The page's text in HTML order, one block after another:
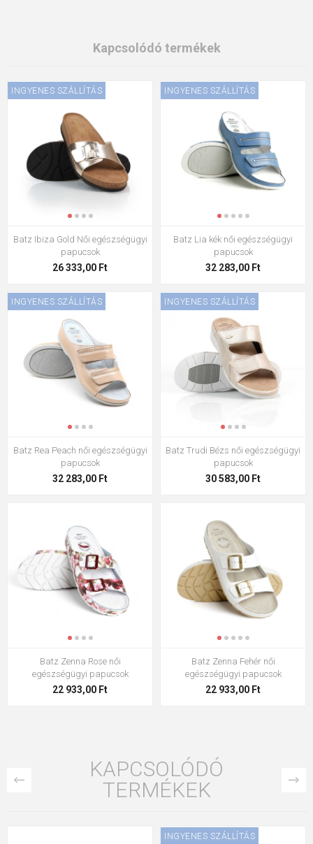
Kapcsolódó termékek
INGYENES SZÁLLÍTÁS
Batz Ibiza Gold Női egészségügyi
papucsok
26 333,00 Ft
INGYENES SZÁLLÍTÁS
Batz Lia kék női egészségügyi
papucsok
32 283,00 Ft
INGYENES SZÁLLÍTÁS
Batz Rea Peach női egészségügyi
papucsok
32 283,00 Ft
INGYENES SZÁLLÍTÁS
Batz Trudi Bézs női egészségügyi
papucsok
30 583,00 Ft
Batz Zenna Rose női
egészségügyi papucsok
22 933,00 Ft
Batz Zenna Fehér női
egészségügyi papucsok
22 933,00 Ft
KAPCSOLÓDÓ
TERMÉKEK
INGYENES SZÁLLÍTÁS